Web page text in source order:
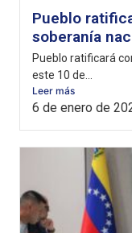
Pueblo
soberanía
Pueblo ratificará
este 10 de...
Leer más
6 de enero de